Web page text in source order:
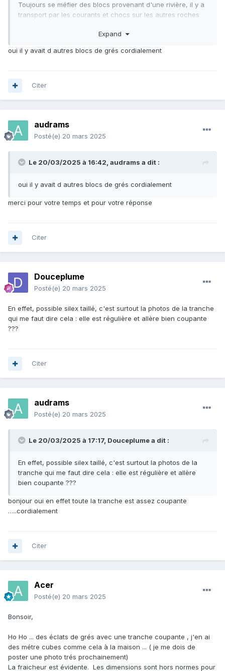
Toujours se méfier des blocs provenant d'une rivière, il y a
transport par les courants et chocs sur les autres roches
Expand
oui il y avait d autres blocs de grés cordialement
Citer
audrams
Posté(e) 20 mars 2025
Le 20/03/2025 à 16:42, audrams a dit :
oui il y avait d autres blocs de grés cordialement
merci pour votre temps et pour votre réponse
Citer
Douceplume
Posté(e) 20 mars 2025
En effet, possible silex taillé, c'est surtout la photos de la tranche
qui me faut dire cela : elle est régulière et allère bien coupante
???
Citer
audrams
Posté(e) 20 mars 2025
Le 20/03/2025 à 17:17, Douceplumea dit :
En effet, possible silex taillé, c'est surtout la photos de la
tranche qui me faut dire cela : elle est régulière et allère
bien coupante ???
bonjour oui en effet toute la tranche est assez coupante
…..cordialement
Citer
Acer
Posté(e) 20 mars 2025
Bonsoir,
Ho Ho ... des éclats de grés avec une tranche coupante , j'en ai
des métre cubes comme cela à la maison ... ( je me dois de
poster une photo trés prochainement)
La fraicheur est évidente. Les dimensions sont hors normes pour